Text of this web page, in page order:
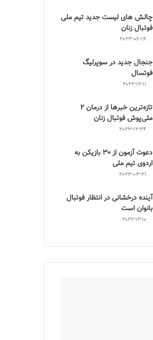
چالش هاى ليست جدید تيم ملى
فوتبال زنان
2023-06-14
جنجال جدید در سوپرلیگ
فوتسال
2022-12-11
تازه‌ترین خبرها از درمان ۲
ملی‌پوش فوتبال زنان
2023-12-24
دعوت آزمون از 30 بازیکن به
اردوی تیم ملی
2023-03-21
آینده درخشانی در انتظار فوتبال
بانوان است
2022-12-10